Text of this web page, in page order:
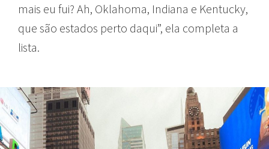
mais eu fui? Ah, Oklahoma, Indiana e Kentucky,
que são estados perto daqui”, ela completa a
lista.